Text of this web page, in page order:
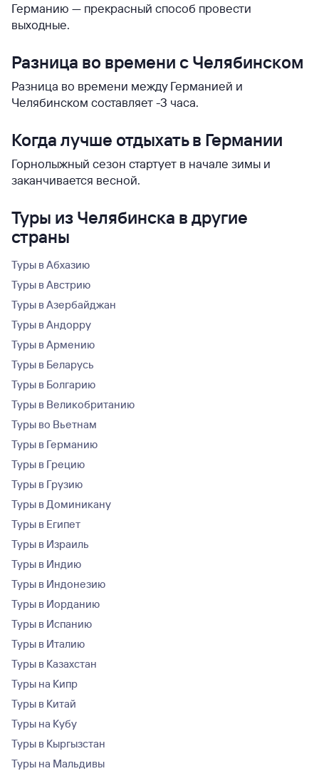
Германию — прекрасный способ провести
выходные.
Разница во времени с Челябинском
Разница во времени между Германией и
Челябинском составляет -3 часа.
Когда лучше отдыхать в Германии
Горнолыжный сезон стартует в начале зимы и
заканчивается весной.
Туры из Челябинска в другие
страны
Туры в Абхазию
Туры в Австрию
Туры в Азербайджан
Туры в Андорру
Туры в Армению
Туры в Беларусь
Туры в Болгарию
Туры в Великобританию
Туры во Вьетнам
Туры в Германию
Туры в Грецию
Туры в Грузию
Туры в Доминикану
Туры в Египет
Туры в Израиль
Туры в Индию
Туры в Индонезию
Туры в Иорданию
Туры в Испанию
Туры в Италию
Туры в Казахстан
Туры на Кипр
Туры в Китай
Туры на Кубу
Туры в Кыргызстан
Туры на Мальдивы